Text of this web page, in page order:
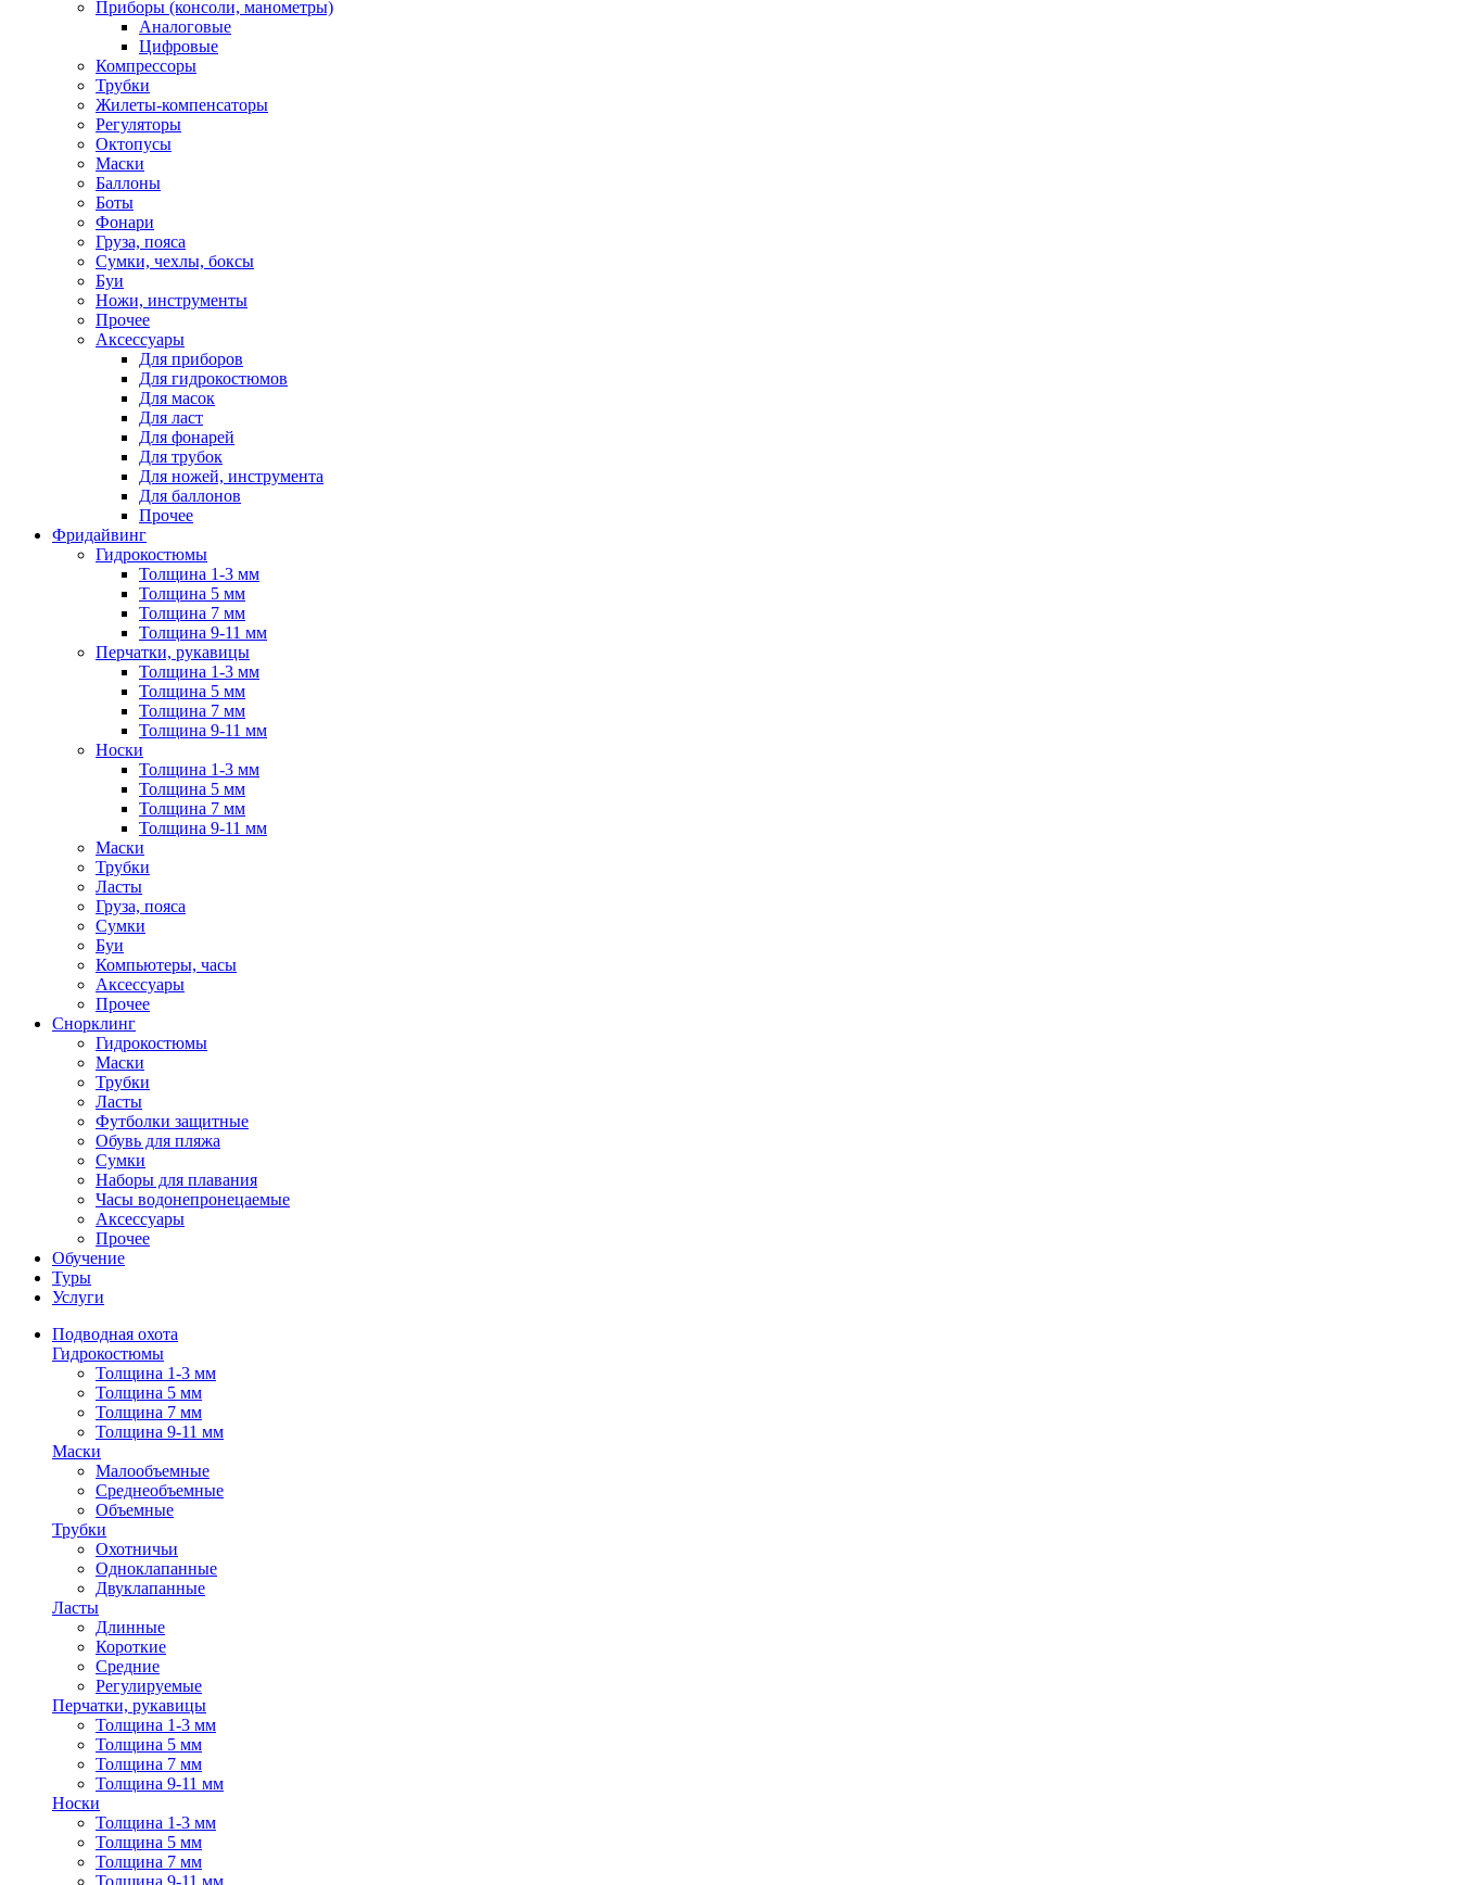
Приборы (консоли, манометры)
Аналоговые
Цифровые
Компрессоры
Трубки
Жилеты-компенсаторы
Регуляторы
Октопусы
Маски
Баллоны
Боты
Фонари
Груза, пояса
Сумки, чехлы, боксы
Буи
Ножи, инструменты
Прочее
Аксессуары
Для приборов
Для гидрокостюмов
Для масок
Для ласт
Для фонарей
Для трубок
Для ножей, инструмента
Для баллонов
Прочее
Фридайвинг
Гидрокостюмы
Толщина 1-3 мм
Толщина 5 мм
Толщина 7 мм
Толщина 9-11 мм
Перчатки, рукавицы
Толщина 1-3 мм
Толщина 5 мм
Толщина 7 мм
Толщина 9-11 мм
Носки
Толщина 1-3 мм
Толщина 5 мм
Толщина 7 мм
Толщина 9-11 мм
Маски
Трубки
Ласты
Груза, пояса
Сумки
Буи
Компьютеры, часы
Аксессуары
Прочее
Снорклинг
Гидрокостюмы
Маски
Трубки
Ласты
Футболки защитные
Обувь для пляжа
Сумки
Наборы для плавания
Часы водонепронецаемые
Аксессуары
Прочее
Обучение
Туры
Услуги
Подводная охота
Гидрокостюмы
Толщина 1-3 мм
Толщина 5 мм
Толщина 7 мм
Толщина 9-11 мм
Маски
Малообъемные
Среднеобъемные
Объемные
Трубки
Охотничьи
Одноклапанные
Двуклапанные
Ласты
Длинные
Короткие
Средние
Регулируемые
Перчатки, рукавицы
Толщина 1-3 мм
Толщина 5 мм
Толщина 7 мм
Толщина 9-11 мм
Носки
Толщина 1-3 мм
Толщина 5 мм
Толщина 7 мм
Толщина 9-11 мм